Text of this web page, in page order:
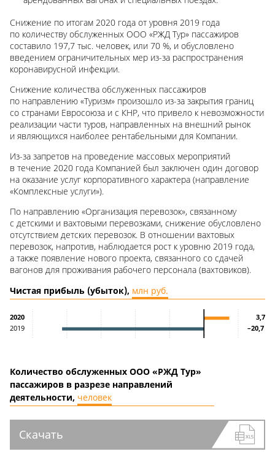
Снижение по итогам 2020 года от уровня 2019 года
по количеству обслуженных ООО «РЖД Тур» пассажиров
составило 197,7 тыс. человек, или 70 %, и обусловлено
введением ограничительных мер из-за распространения
коронавирусной инфекции.
Снижение количества обслуженных пассажиров
по направлению «Туризм» произошло из-за закрытия границ
со странами Евросоюза и с КНР, что привело к невозможности
реализации части туров, направленных на внешний рынок
и являющихся наиболее рентабельными для Компании.
Из-за запретов на проведение массовых мероприятий
в течение 2020 года Компанией был заключен один договор
на оказание услуг корпоративного характера (направление
«Комплексные услуги»).
По направлению «Организация перевозок», связанному
с детскими и вахтовыми перевозками, снижение обусловлено
отсутствием детских перевозок. В отношении вахтовых
перевозок, напротив, наблюдается рост к уровню 2019 года,
а также появление нового проекта, связанного со сдачей
вагонов для проживания рабочего персонала (вахтовиков).
Чистая прибыль (убыток), млн руб.
2019
2020
–20,7
3,7
Количество обслуженных ООО «РЖД Тур»
пассажиров в разрезе направлений
деятельности, человек
Скачать